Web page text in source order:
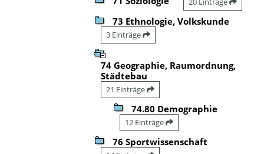
73 Ethnologie, Volkskunde
3 Einträge
74 Geographie, Raumordnung,
Städtebau
21 Einträge
74.80 Demographie
12 Einträge
76 Sportwissenschaft